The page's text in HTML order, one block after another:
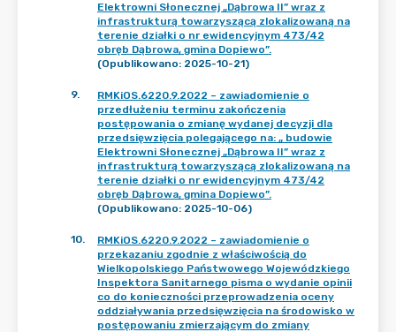
Elektrowni Słonecznej „Dąbrowa II” wraz z
infrastrukturą towarzyszącą zlokalizowaną na
terenie działki o nr ewidencyjnym 473/42
obręb Dąbrowa, gmina Dopiewo”.
(Opublikowano: 2025-10-21)
9.
RMKiOS.6220.9.2022 – zawiadomienie o
przedłużeniu terminu zakończenia
postępowania o zmianę wydanej decyzji dla
przedsięwzięcia polegającego na: „ budowie
Elektrowni Słonecznej „Dąbrowa II” wraz z
infrastrukturą towarzyszącą zlokalizowaną na
terenie działki o nr ewidencyjnym 473/42
obręb Dąbrowa, gmina Dopiewo”.
(Opublikowano: 2025-10-06)
10.
RMKiOS.6220.9.2022 – zawiadomienie o
przekazaniu zgodnie z właściwością do
Wielkopolskiego Państwowego Wojewódzkiego
Inspektora Sanitarnego pisma o wydanie opinii
co do konieczności przeprowadzenia oceny
oddziaływania przedsięwzięcia na środowisko w
postępowaniu zmierzającym do zmiany